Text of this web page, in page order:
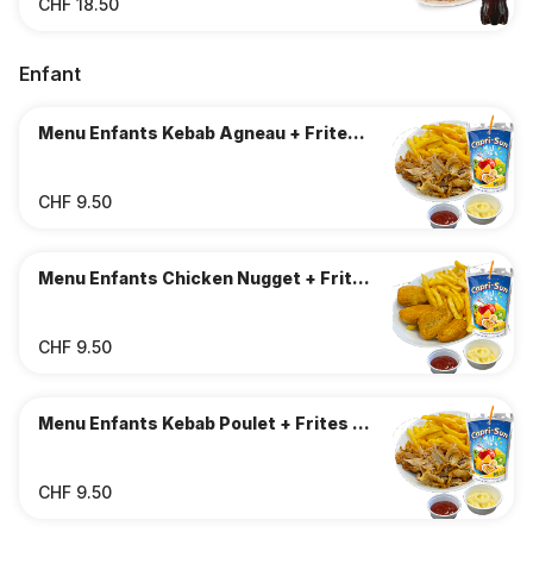
CHF 18.50
Enfant
Menu Enfants Kebab Agneau + Frites +
CHF 9.50
Menu Enfants Chicken Nugget + Frites
CHF 9.50
Menu Enfants Kebab Poulet + Frites +
CHF 9.50